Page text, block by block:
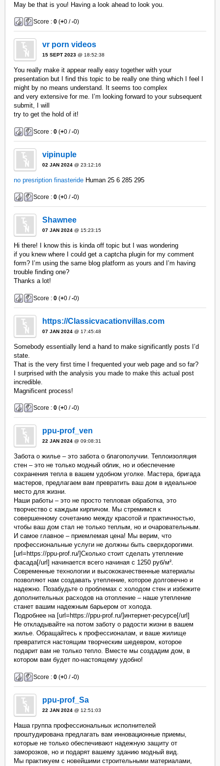
May be that is you! Having a look ahead to look you.
Score :0 (+0 /-0)
vr porn videos
15 SEPT 2023 @ 18:52:38
You really make it appear really easy together with your
presentation but I find this topic to be really one thing which I feel I
might by no means understand. It seems too complex
and very extensive for me. I’m looking forward to your subsequent
submit, I will
try to get the hold of it!
Score :0 (+0 /-0)
vipinuple
02 JAN 2024 @ 23:12:16
no presription finasteride Human 25 6 285 295
Score :0 (+0 /-0)
Shawnee
07 JAN 2024 @ 15:23:15
Hi there! I know this is kinda off topic but I was wondering
if you knew where I could get a captcha plugin for my comment
form? I’m using the same blog platform as yours and I’m having
trouble finding one?
Thanks a lot!
Score :0 (+0 /-0)
https://Classicvacationvillas.com
07 JAN 2024 @ 17:45:48
Somebody essentially lend a hand to make significantly posts I’d
state.
That is the very first time I frequented your web page and so far?
I surprised with the analysis you made to make this actual post
incredible.
Magnificent process!
Score :0 (+0 /-0)
ppu-prof_ven
22 JAN 2024 @ 09:08:31
Забота о жилье – это забота о благополучии. Теплоизоляция
стен – это не только модный облик, но и обеспечение
сохранения тепла в вашем удобном уголке. Мастера, бригада
мастеров, предлагаем вам превратить ваш дом в идеальное
место для жизни.
Наши работы – это не просто тепловая обработка, это
творчество с каждым кирпичом. Мы стремимся к
совершенному сочетанию между красотой и практичностью,
чтобы ваш дом стал не только теплым, но и очаровательным.
И самое главное – приемлемая цена! Мы верим, что
профессиональные услуги не должны быть сверхдорогими.
[url=https://ppu-prof.ru/]Сколько стоит сделать утепление
фасада[/url] начинается всего начиная с 1250 руб/м².
Современные технологии и высококачественные материалы
позволяют нам создавать утепление, которое долговечно и
надежно. Позабудьте о проблемах с холодом стен и избежите
дополнительных расходов на отопление – наше утепление
станет вашим надежным барьером от холода.
Подробнее на [url=https://ppu-prof.ru/]интернет-ресурсе[/url]
Не откладывайте на потом заботу о радости жизни в вашем
жилье. Обращайтесь к профессионалам, и ваше жилище
превратится настоящим творческим шедевром, которое
подарит вам не только тепло. Вместе мы создадим дом, в
котором вам будет по-настоящему удобно!
Score :0 (+0 /-0)
ppu-prof_Sa
22 JAN 2024 @ 12:51:03
Наша группа профессиональных исполнителей
проштудирована предлагать вам инновационные приемы,
которые не только обеспечивают надежную защиту от
заморозков, но и подарят вашему зданию модный вид.
Мы практикуем с новейшими строительными материалами,